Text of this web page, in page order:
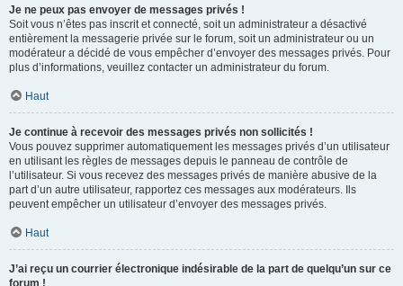
Je ne peux pas envoyer de messages privés !
Soit vous n’êtes pas inscrit et connecté, soit un administrateur a désactivé
entièrement la messagerie privée sur le forum, soit un administrateur ou un
modérateur a décidé de vous empêcher d’envoyer des messages privés. Pour
plus d’informations, veuillez contacter un administrateur du forum.
Haut
Je continue à recevoir des messages privés non sollicités !
Vous pouvez supprimer automatiquement les messages privés d’un utilisateur
en utilisant les règles de messages depuis le panneau de contrôle de
l’utilisateur. Si vous recevez des messages privés de manière abusive de la
part d’un autre utilisateur, rapportez ces messages aux modérateurs. Ils
peuvent empêcher un utilisateur d’envoyer des messages privés.
Haut
J’ai reçu un courrier électronique indésirable de la part de quelqu’un sur ce
forum !